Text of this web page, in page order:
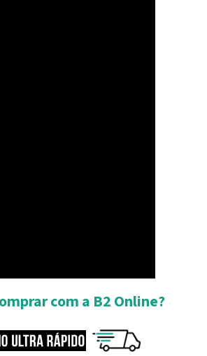
com a B2 Online?